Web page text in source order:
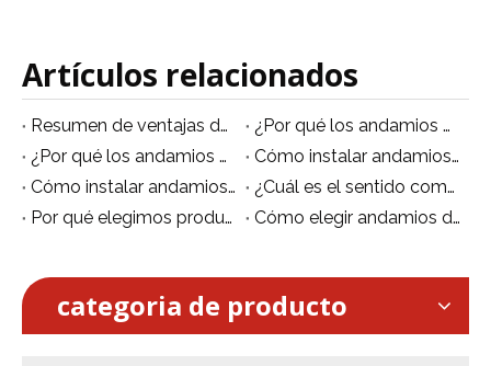
Artículos relacionados
Resumen de ventajas del andamio móvil de aluminio
¿Por qué los andamios de aluminio son multifuncionales?
¿Por qué los andamios de aluminio se están volviendo populares?
Cómo instalar andamios de aluminio no estándar
Cómo instalar andamios de aluminio de forma segura.
¿Cuál es el sentido común para el uso de andamios de aluminio?
Por qué elegimos producir andamios de aluminio
Cómo elegir andamios de aluminio
categoria de producto